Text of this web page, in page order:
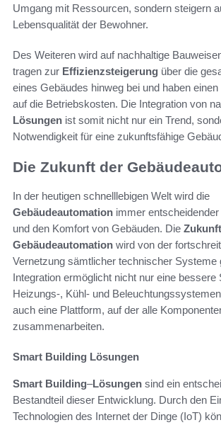
Umgang mit Ressourcen, sondern steigern
Lebensqualität der Bewohner.
Des Weiteren wird auf nachhaltige
tragen zur Effizienzsteigerung über die
eines Gebäudes hinweg bei und haben
auf die Betriebskosten. Die Integration von
Lösungen ist somit nicht nur ein Trend,
Notwendigkeit für eine zukunftsfähige
Die Zukunft der
In der heutigen schnelllebigen Welt wird die
Gebäudeautomation immer
und den Komfort von Gebäuden. Die Zukunft
Gebäudeautomation wird von der
Vernetzung sämtlicher technischer Systeme
Integration ermöglicht nicht nur eine bessere
Heizungs-, Kühl- und
auch eine Plattform, auf der alle
zusammenarbeiten.
Smart Building Lösungen
Smart Building–Lösungen sind ein
Bestandteil dieser Entwicklung. Durch den
Technologien des Internet der Dinge (IoT)